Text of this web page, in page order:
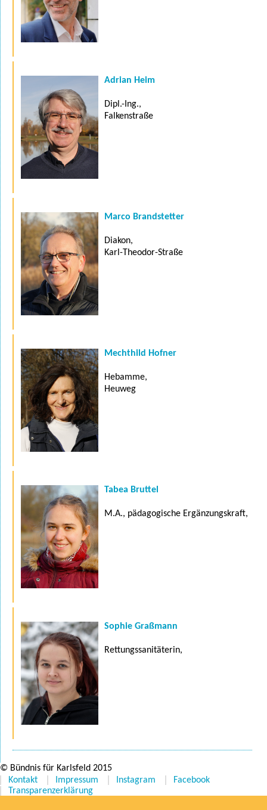
Adrian Heim
Dipl.-Ing.,
Falkenstraße
Marco Brandstetter
Diakon,
Karl-Theodor-Straße
Mechthild Hofner
Hebamme,
Heuweg
Tabea Bruttel
M.A., pädagogische Ergänzungskraft,
Sophie Graßmann
Rettungssanitäterin,
© Bündnis für Karlsfeld 2015
Kontakt
Impressum Instagram
Facebook
Transparenzerklärung